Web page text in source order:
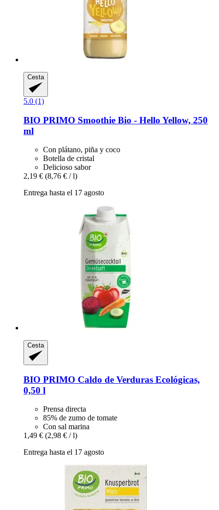
Cesta
5.0 (1)
BIO PRIMO Smoothie Bio -​ Hello Yellow, 250
ml
Con plátano, piña y coco
Botella de cristal
Delicioso sabor
2,19 € (8,76 € / l)
Entrega hasta el 17 agosto
Cesta
BIO PRIMO Caldo de Verduras Ecológicas,
0,50 l
Prensa directa
85% de zumo de tomate
Con sal marina
1,49 € (2,98 € / l)
Entrega hasta el 17 agosto